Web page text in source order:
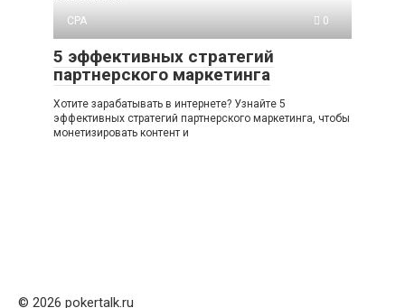
CPA
0
5 эффективных стратегий
партнерского маркетинга
Хотите зарабатывать в интернете? Узнайте 5
эффективных стратегий партнерского маркетинга, чтобы
монетизировать контент и
© 2026 pokertalk.ru